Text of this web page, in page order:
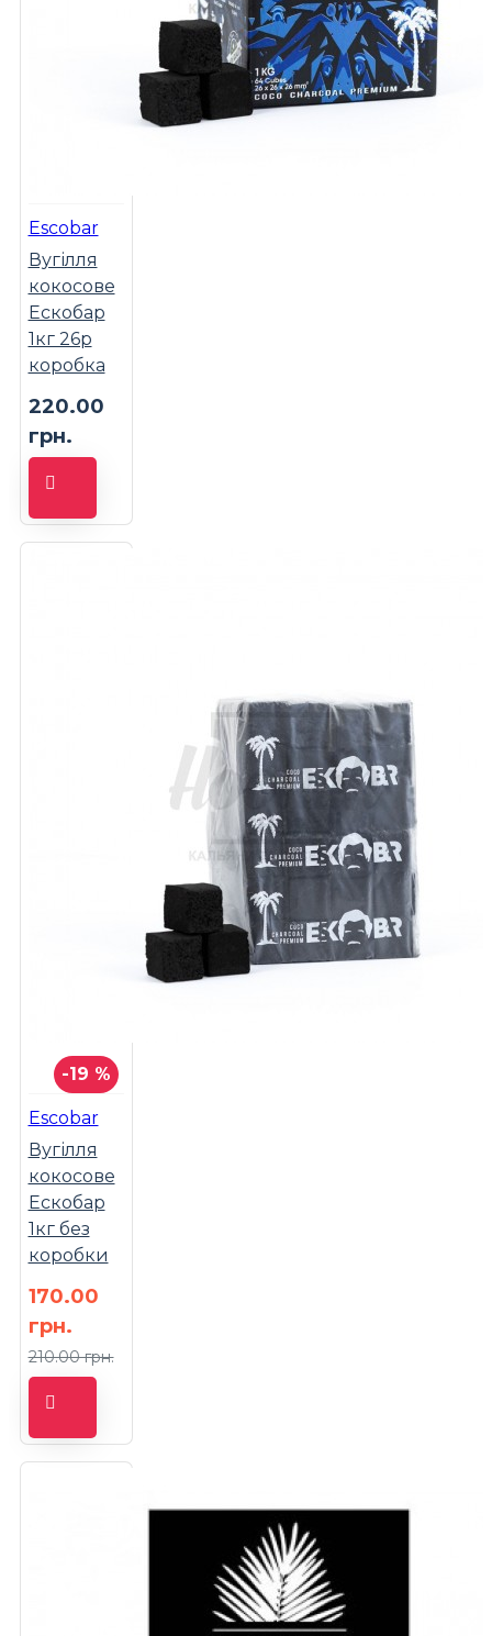
Escobar
Вугілля
кокосове
Ескобар
1кг 26р
коробка
220.00
грн.
-19 %
Escobar
Вугілля
кокосове
Ескобар
1кг без
коробки
170.00
грн.
210.00 грн.